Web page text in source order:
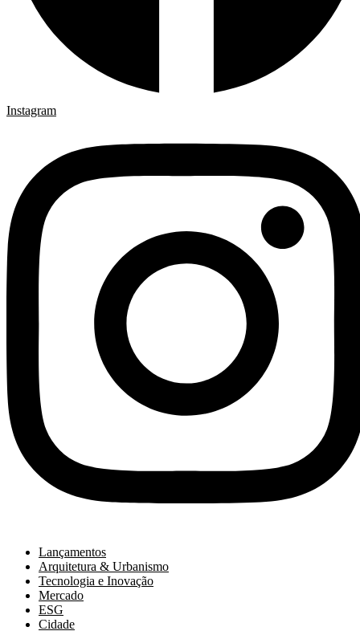
Instagram
Lançamentos
Arquitetura & Urbanismo
Tecnologia e Inovação
Mercado
ESG
Cidade